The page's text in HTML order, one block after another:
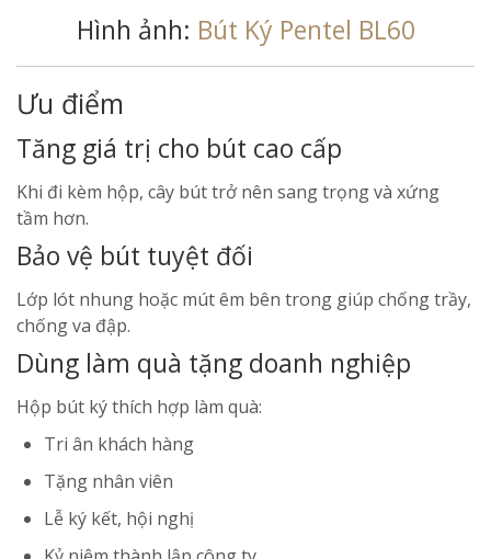
Hình ảnh: Bút Ký Pentel BL60
Ưu điểm
Tăng giá trị cho bút cao cấp
Khi đi kèm hộp, cây bút trở nên sang trọng và xứng
tầm hơn.
Bảo vệ bút tuyệt đối
Lớp lót nhung hoặc mút êm bên trong giúp chống trầy,
chống va đập.
Dùng làm quà tặng doanh nghiệp
Hộp bút ký thích hợp làm quà:
Tri ân khách hàng
Tặng nhân viên
Lễ ký kết, hội nghị